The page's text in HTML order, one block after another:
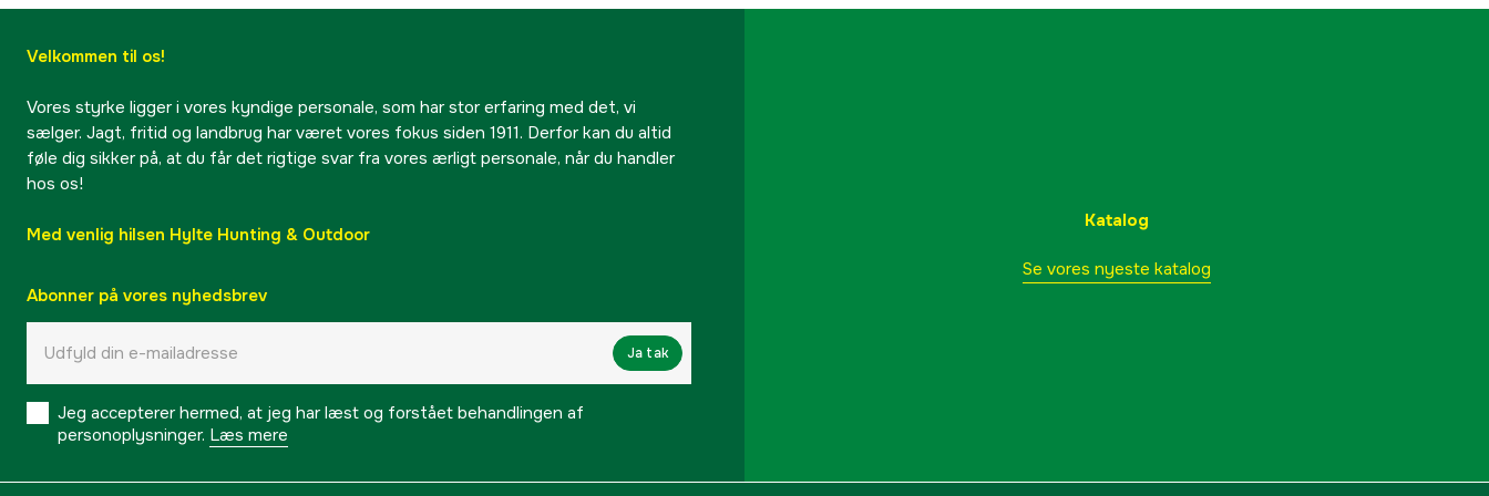
Velkommen til os!
Vores styrke ligger i vores kyndige personale, som har stor erfaring med det, vi
sælger. Jagt, fritid og landbrug har været vores fokus siden 1911. Derfor kan du altid
føle dig sikker på, at du får det rigtige svar fra vores ærligt personale, når du handler
hos os!
Med venlig hilsen Hylte Hunting & Outdoor
Abonner på vores nyhedsbrev
Ja tak
Jeg accepterer hermed, at jeg har læst og forstået behandlingen af ​​
personoplysninger. Læs mere
Katalog
Se vores nyeste katalog